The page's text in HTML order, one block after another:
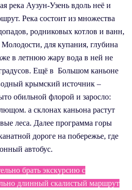
река Аузун-Узень вдоль неё и
Река состоит из множества
родниковых котлов и ванн,
для купания, глубина
в летнюю жару вода в ней не
Ещё в Большом каньоне
крымский источник –
обильной флорой и заросло:
а склонах каньона растут
леса. Далее программа горы
дороге на побережье, где
автобус.
брать экскурсию с
длинный скалистый маршрут